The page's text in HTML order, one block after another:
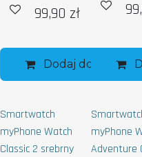
99,90 zł
Dodaj do koszyka
Smartwatch
myPhone Watch
Classic 2 srebrny
myPhone
Adventure